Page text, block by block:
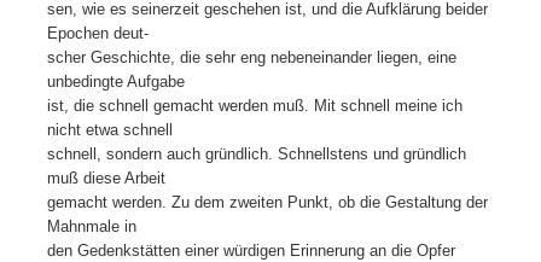
sen, wie es seinerzeit geschehen ist, und die Aufklärung beider
Epochen deut-
scher Geschichte, die sehr eng nebeneinander liegen, eine
unbedingte Aufgabe
ist, die schnell gemacht werden muß. Mit schnell meine ich
nicht etwa schnell
schnell, sondern auch gründlich. Schnellstens und gründlich
muß diese Arbeit
gemacht werden. Zu dem zweiten Punkt, ob die Gestaltung der
Mahnmale in
den Gedenkstätten einer würdigen Erinnerung an die Opfer